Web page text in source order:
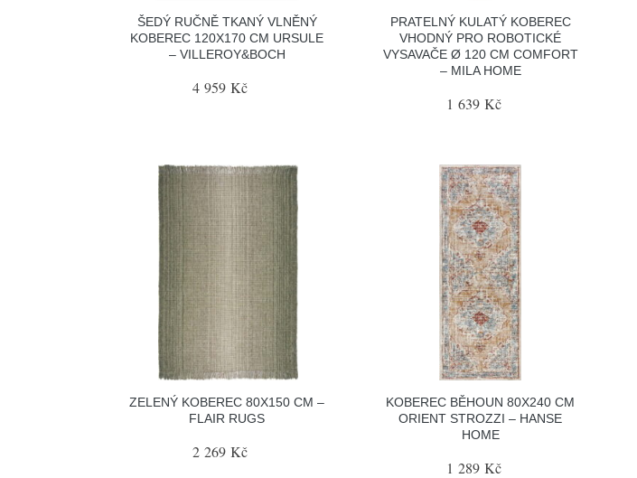
ŠEDÝ RUČNĚ TKANÝ VLNĚNÝ
KOBEREC 120X170 CM URSULE
– VILLEROY&BOCH
4 959 Kč
PRATELNÝ KULATÝ KOBEREC
VHODNÝ PRO ROBOTICKÉ
VYSAVAČE Ø 120 CM COMFORT
– MILA HOME
1 639 Kč
ZELENÝ KOBEREC 80X150 CM –
FLAIR RUGS
2 269 Kč
KOBEREC BĚHOUN 80X240 CM
ORIENT STROZZI – HANSE
HOME
1 289 Kč